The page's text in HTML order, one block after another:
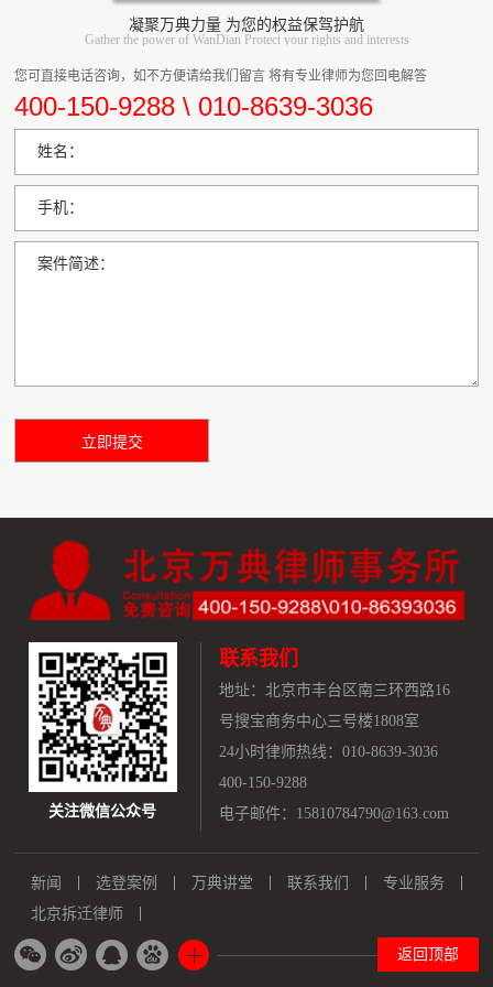
凝聚万典力量 为您的权益保驾护航
Gather the power of WanDian Protect your rights and interests
您可直接电话咨询，如不方便请给我们留言 将有专业律师为您回电解答
400-150-9288 \ 010-8639-3036
姓名：
手机：
案件简述：
关注微信公众号
联系我们
地址： 北京市丰台区南三环西路16
号搜宝商务中心三号楼1808室
24小时律师热线：010-8639-3036
400-150-9288
电子邮件：15810784790@163.com
新闻 选登案例 万典讲堂 联系我们
专业服务
北京拆迁律师
返回顶部